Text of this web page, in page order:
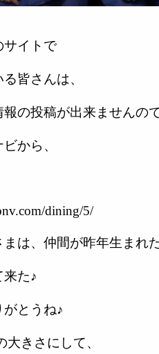
サイトで
皆さんは、
の投稿が出来ませんの
から、
dining/5/
まは、仲間が昨年生まれ
た♪
とうね♪
きさにして、